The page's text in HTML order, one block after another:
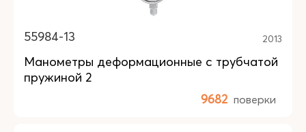
55984-13 2013
Манометры деформационные с трубчатой
пружиной 2
9682 поверки